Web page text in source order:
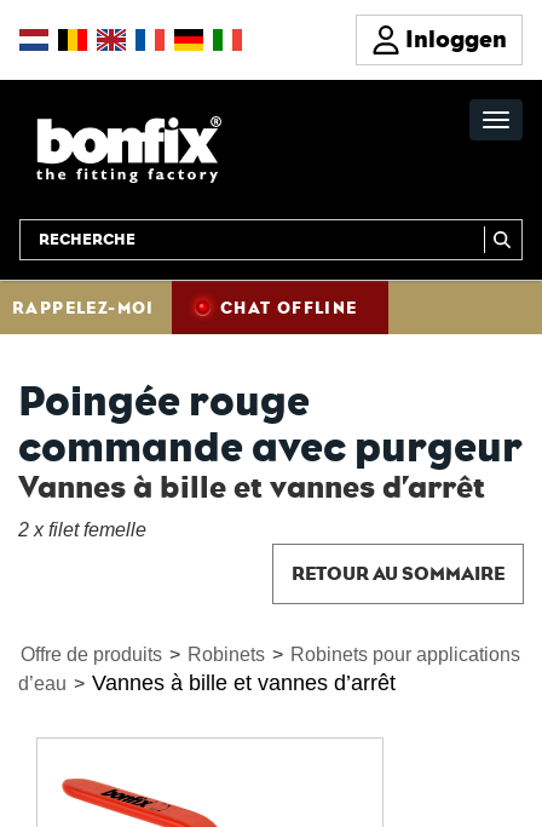
Inloggen
RAPPELEZ-MOI CHAT OFFLINE
Poingée rouge
commande avec purgeur
Vannes à bille et vannes d’arrêt
2 x filet femelle
RETOUR AU SOMMAIRE
Offre de produits > Robinets > Robinets pour applications
d’eau > Vannes à bille et vannes d’arrêt